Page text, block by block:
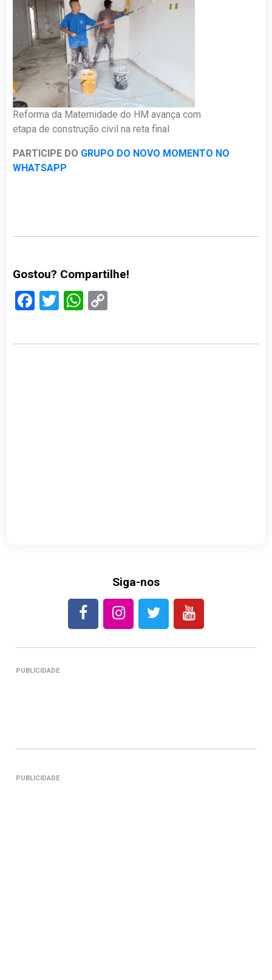
Reforma da Maternidade do HM avança com
etapa de construção civil na reta final
PARTICIPE DO GRUPO DO NOVO MOMENTO NO
WHATSAPP
Gostou? Compartilhe!
Facebook
TwitterWhatsApp
Siga-nos
PUBLICIDADE
PUBLICIDADE